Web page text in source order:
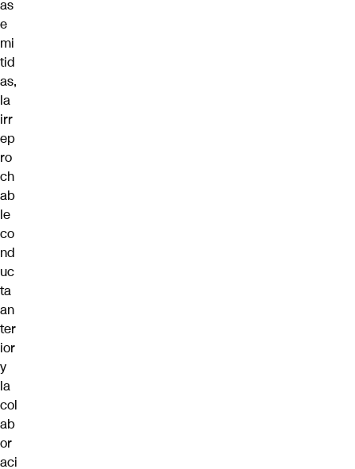
as
e
mi
tid
as,
la
irr
ep
ro
ch
ab
le
co
nd
uc
ta
an
ter
ior
y
la
col
ab
or
aci